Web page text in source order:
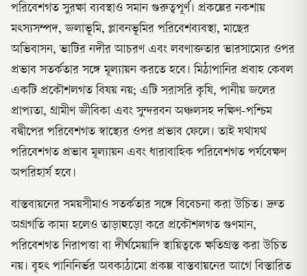
পরিবেশগত সুরক্ষা ব্যবস্থাও সমান গুরুত্বপূর্ণ। প্রকল্পের নকশায়
মৎস্যসম্পদ, জলাভূমি, প্লাবনভূমির পরিবেশব্যবস্থা, মাছের
অভিবাসন, ভাটির নদীর আচরণ এবং লবণাক্ততার ভারসাম্যের ওপর
প্রভাব সতর্কতার সঙ্গে মূল্যায়ন করতে হবে। মিঠাপানির প্রবাহ কেবল
একটি প্রকৌশলগত বিষয় নয়; এটি সরাসরি কৃষি, পানীয় জলের
প্রাপ্যতা, গ্রামীণ জীবিকা এবং সুন্দরবন অঞ্চলসহ দক্ষিণ-পশ্চিম
বদ্বীপের পরিবেশগত স্বাস্থ্যের ওপর প্রভাব ফেলে। তাই যথাযথ
পরিবেশগত প্রভাব মূল্যায়ন এবং ধারাবাহিক পরিবেশগত পর্যবেক্ষণ
অপরিহার্য হবে।
বাস্তবায়নের সময়সীমাও সতর্কতার সঙ্গে বিবেচনা করা উচিত। দ্রুত
অগ্রগতি কাম্য হলেও তাড়াহুড়ো করে প্রকৌশলগত গুণমান,
পরিবেশগত নিরাপত্তা বা দীর্ঘমেয়াদি স্থায়িত্বকে ক্ষতিগ্রস্ত করা উচিত
নয়। বৃহৎ পানিনির্ভর অবকাঠামো প্রকল্প বাস্তবায়নের আগে বিস্তারিত